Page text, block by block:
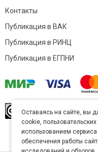
Контакты
Публикация в ВАК
Публикация в РИНЦ
Публикация в ЕГПНИ
Карта
Оставаясь на сайте, вы
cookie,
использованием
обеспечения работы